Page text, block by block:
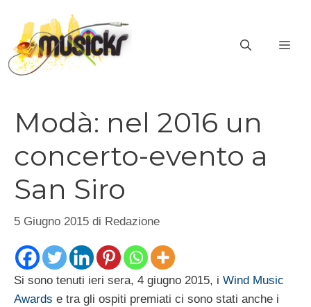
contenuto
Modà: nel 2016 un
concerto-evento a
San Siro
5 Giugno 2015 di Redazione
Si sono tenuti ieri sera, 4 giugno 2015, i Wind Music
Awards e tra gli ospiti premiati ci sono stati anche i